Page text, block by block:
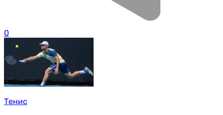
0
Тенис